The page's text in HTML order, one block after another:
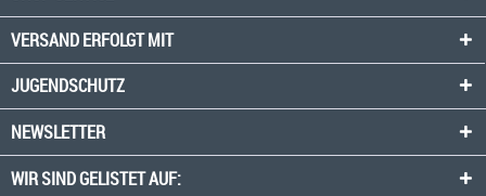
VERSAND ERFOLGT MIT
JUGENDSCHUTZ
NEWSLETTER
WIR SIND GELISTET AUF: